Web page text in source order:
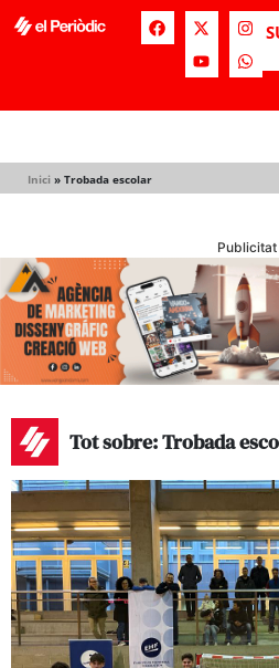
Inici » Trobada escolar
Publicitat
Tot sobre: Trobada